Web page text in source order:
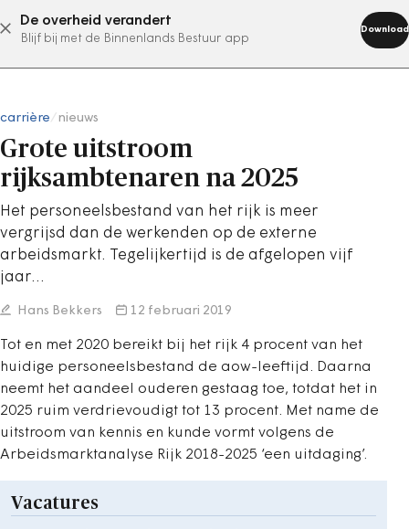
De overheid verandert
Blijf bij met de Binnenlands Bestuur app
Download
abonneer nu
carrière nieuws
Grote uitstroom
rijksambtenaren na 2025
Het personeelsbestand van het rijk is meer
vergrijsd dan de werkenden op de externe
arbeidsmarkt. Tegelijkertijd is de afgelopen vijf
jaar…
Hans Bekkers 12 februari 2019
Tot en met 2020 bereikt bij het rijk 4 procent van het
huidige personeelsbestand de aow-leeftijd. Daarna
neemt het aandeel ouderen gestaag toe, totdat het in
2025 ruim verdrievoudigt tot 13 procent. Met name de
uitstroom van kennis en kunde vormt volgens de
Arbeidsmarktanalyse Rijk 2018-2025 ‘een uitdaging’.
Vacatures